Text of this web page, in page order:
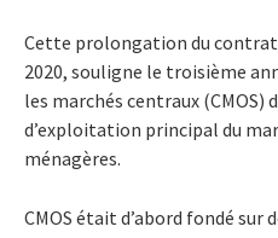
Cette prolongation du
2020, souligne le troisième
les marchés centraux (CMOS)
d’exploitation principal du
ménagères.
CMOS était d’abord fondé sur